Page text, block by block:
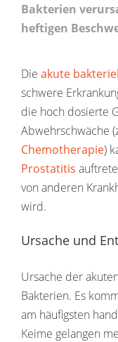
Bakterien
heftigen
Die akute
schwere
die hoch dosierte
Abwehrschwäche
Chemotherapie)
Prostatitis
von anderen
wird.
Ursache und
Ursache der
Bakterien. Es
am häufigsten
Keime gelangen